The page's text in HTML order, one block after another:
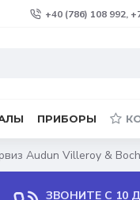
+40 (786) 108 992,
ПРИБОРЫ
Audun Villeroy &
ЗВОНИТЕ С 10